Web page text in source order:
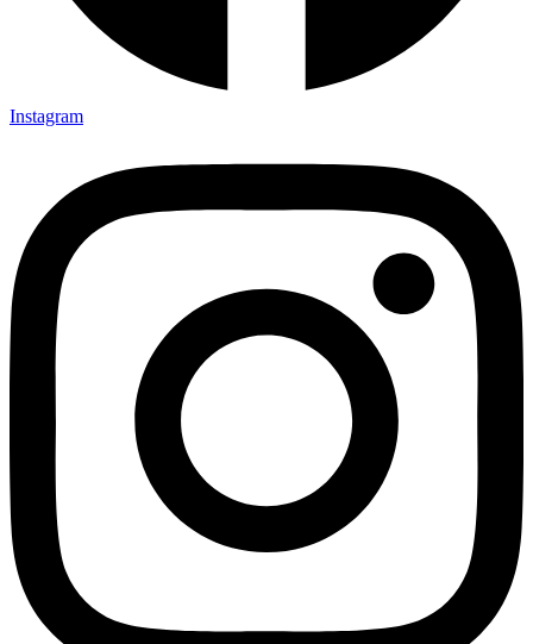
Instagram